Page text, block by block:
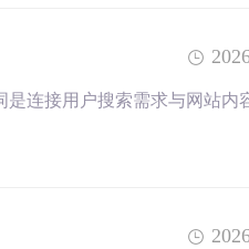
是连接用户搜索需求与网站内